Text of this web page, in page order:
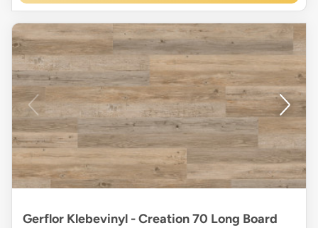
Gerflor Klebevinyl - Creation 70 Long Board